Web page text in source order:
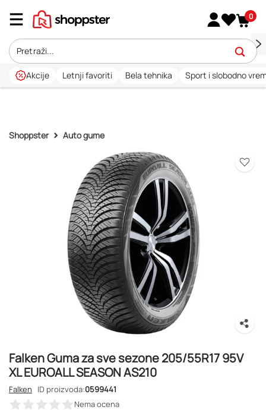
0
Akcije Letnji favoriti Bela tehnika Sport i slobodno
Shoppster Auto gume
Falken Guma za sve sezone 205/55R17 95V
XL EUROALL SEASON AS210
Falken ID proizvoda:0599441
Nema ocena